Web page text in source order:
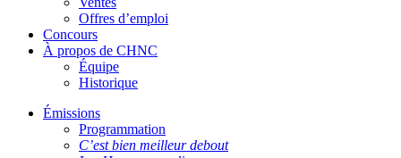
Offres d’emploi
Concours
À propos de CHNC
Équipe
Historique
Émissions
Programmation
C’est bien meilleur debout